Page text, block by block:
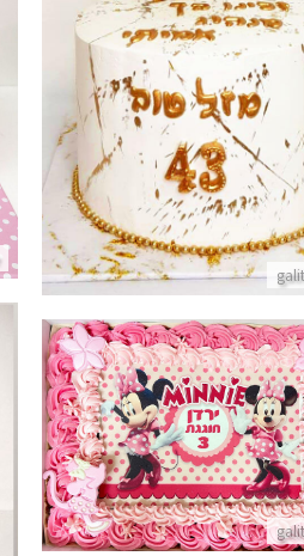
עוגה לראש העיר
פרטים נוספים
עוגת גן מלבנית מיני מאוס
פרטים נוספים